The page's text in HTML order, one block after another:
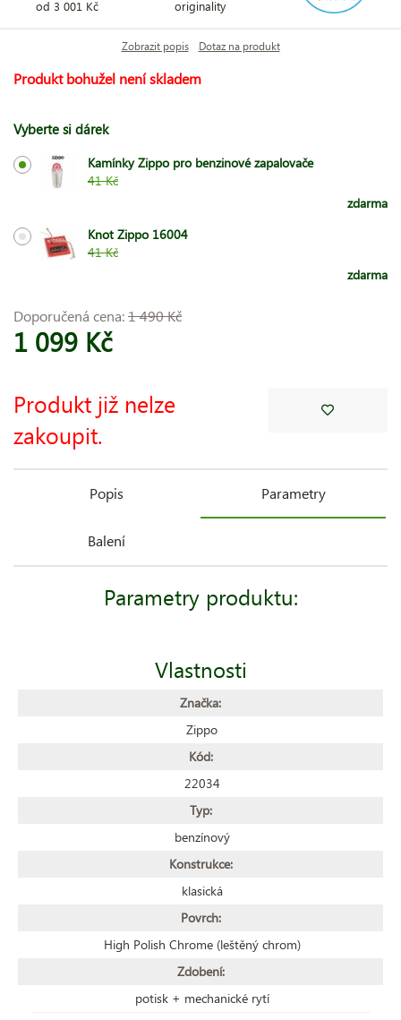
od 3 001 Kč
originality
Zobrazit popis Dotaz na produkt
Produkt bohužel není skladem
Vyberte si dárek
Kamínky Zippo pro benzinové zapalovače
41 Kč
zdarma
Knot Zippo 16004
41 Kč
zdarma
Doporučená cena:1 490 Kč
1 099 Kč
Produkt již nelze
zakoupit.
Popis Parametry
Balení
Parametry produktu:
Vlastnosti
Značka:
Zippo
Kód:
22034
Typ:
benzínový
Konstrukce:
klasická
Povrch:
High Polish Chrome (leštěný chrom)
Zdobení:
potisk + mechanické rytí